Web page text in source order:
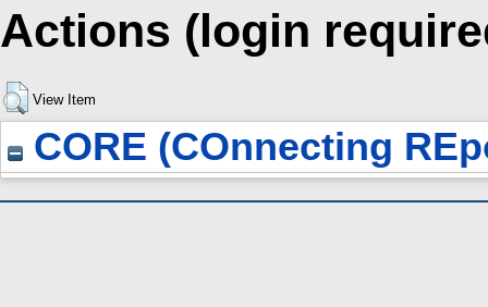
Actions (login
View Item
CORE (COnnecting